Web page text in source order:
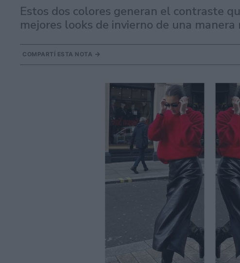
Estos dos colores generan el contraste
mejores looks de invierno de una manera
COMPARTÍ ESTA NOTA